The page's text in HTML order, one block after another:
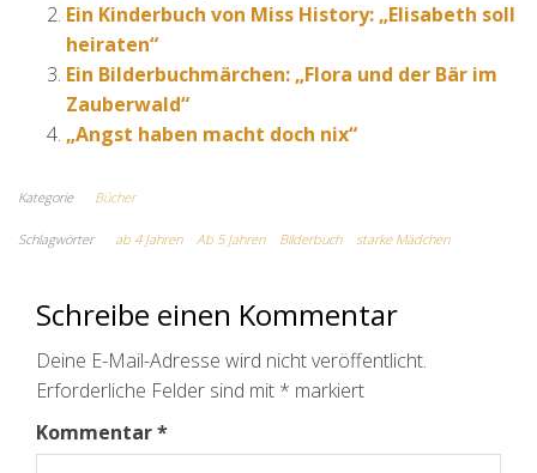
Ein Kinderbuch von Miss History: „Elisabeth soll
heiraten“
Ein Bilderbuchmärchen: „Flora und der Bär im
Zauberwald“
„Angst haben macht doch nix“
Kategorie Bücher
Schlagwörter ab 4 Jahren Ab 5 Jahren Bilderbuch starke Mädchen
Schreibe einen Kommentar
Deine E-Mail-Adresse wird nicht veröffentlicht.
Erforderliche Felder sind mit * markiert
Kommentar*